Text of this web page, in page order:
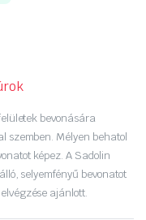
bevonására
szemben. Mélyen behatol
képez. A Sadolin
selyemfényű bevonatot
ajánlott.